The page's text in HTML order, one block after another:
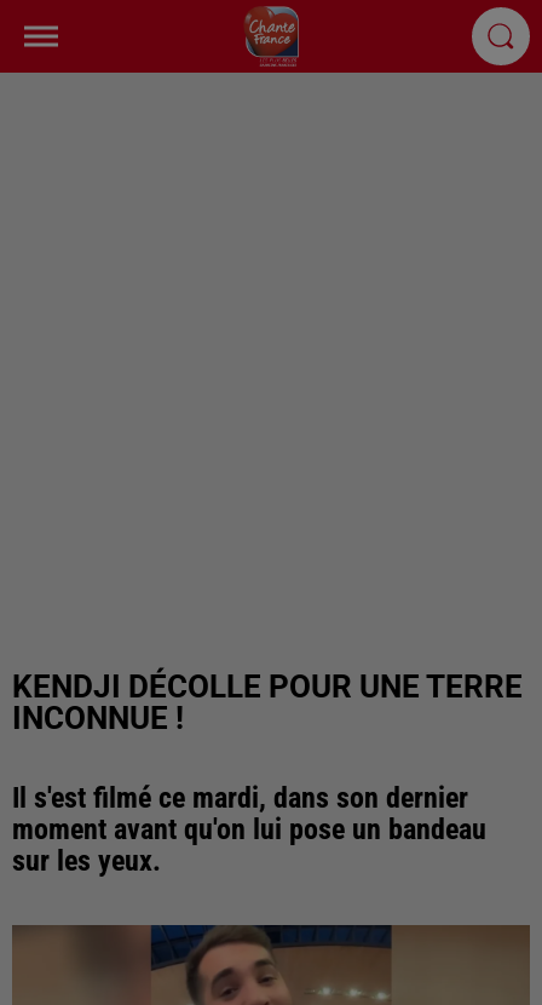
KENDJI DÉCOLLE POUR UNE TERRE
INCONNUE !
Il s'est filmé ce mardi, dans son dernier
moment avant qu'on lui pose un bandeau
sur les yeux.